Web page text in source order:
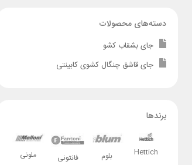
دسته‌های محصولات
جای بشقاب کشو
جای قاشق چنگال کشوی کابینتی
برندها
Hettich بلوم فانتونی ملونی